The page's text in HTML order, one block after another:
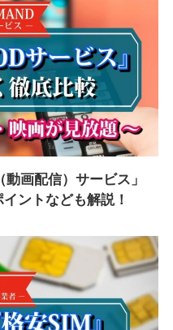
動画配信）サービス」
ントなども解説！